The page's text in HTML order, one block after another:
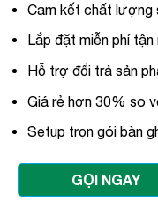
Cam kết chất lượng
Lắp đặt miễn phí tận
Hỗ trợ đổi trả sản
Giá rẻ hơn 30% so
Setup trọn gói bàn
GỌI NGAY